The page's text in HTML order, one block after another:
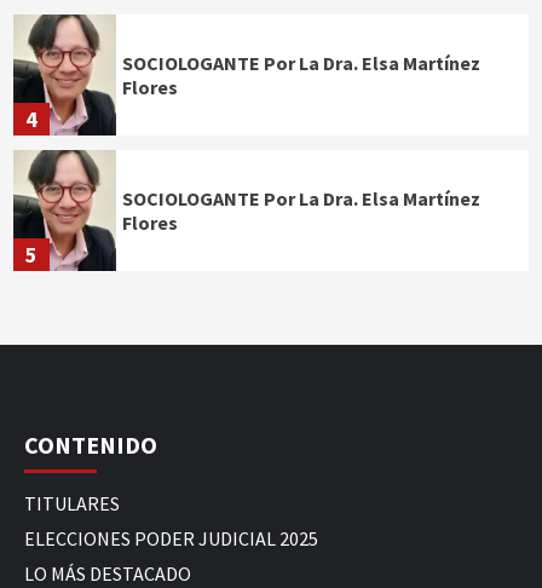
4
SOCIOLOGANTE Por La Dra. Elsa Martínez
Flores
5
SOCIOLOGANTE Por La Dra. Elsa Martínez
Flores
CONTENIDO
TITULARES
ELECCIONES PODER JUDICIAL 2025
LO MÁS DESTACADO